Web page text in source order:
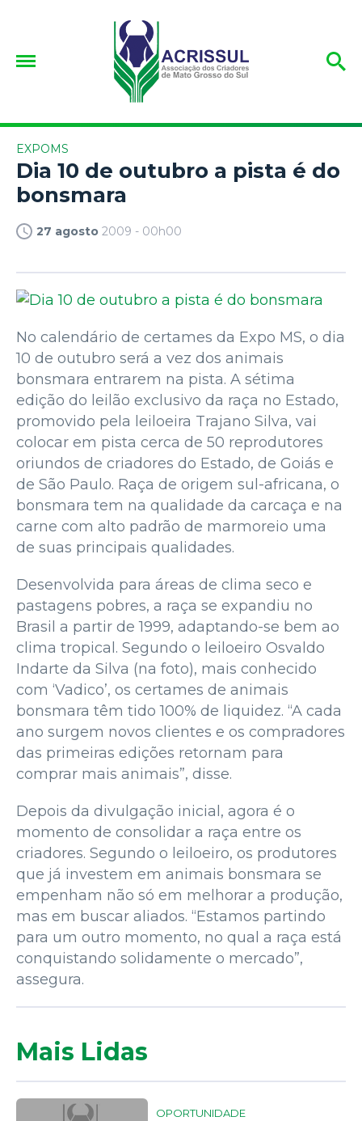
EXPOMS
Dia 10 de outubro a pista é do
bonsmara
27 agosto 2009 - 00h00
No calendário de certames da Expo MS, o dia
10 de outubro será a vez dos animais
bonsmara entrarem na pista. A sétima
edição do leilão exclusivo da raça no Estado,
promovido pela leiloeira Trajano Silva, vai
colocar em pista cerca de 50 reprodutores
oriundos de criadores do Estado, de Goiás e
de São Paulo. Raça de origem sul-africana, o
bonsmara tem na qualidade da carcaça e na
carne com alto padrão de marmoreio uma
de suas principais qualidades.
Desenvolvida para áreas de clima seco e
pastagens pobres, a raça se expandiu no
Brasil a partir de 1999, adaptando-se bem ao
clima tropical. Segundo o leiloeiro Osvaldo
Indarte da Silva (na foto), mais conhecido
com ‘Vadico’, os certames de animais
bonsmara têm tido 100% de liquidez. “A cada
ano surgem novos clientes e os compradores
das primeiras edições retornam para
comprar mais animais”, disse.
Depois da divulgação inicial, agora é o
momento de consolidar a raça entre os
criadores. Segundo o leiloeiro, os produtores
que já investem em animais bonsmara se
empenham não só em melhorar a produção,
mas em buscar aliados. “Estamos partindo
para um outro momento, no qual a raça está
conquistando solidamente o mercado”,
assegura.
Mais Lidas
OPORTUNIDADE